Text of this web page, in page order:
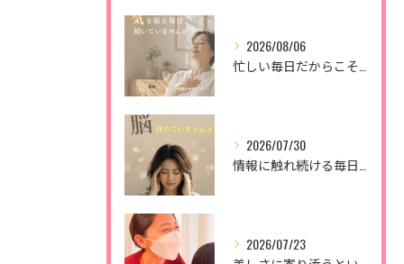
2026/08/06
2026/07/30
2026/07/23